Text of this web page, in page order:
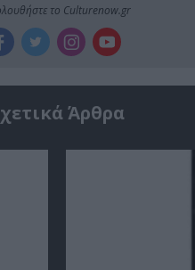
το Culturenow.gr
Άρθρα